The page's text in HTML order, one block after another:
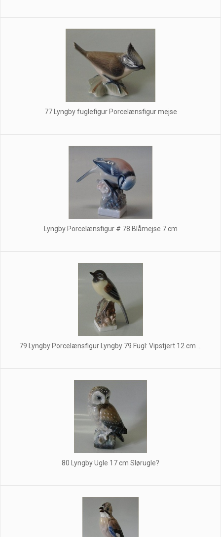
77 Lyngby fuglefigur Porcelænsfigur mejse
Lyngby Porcelænsfigur # 78 Blåmejse 7 cm
79 Lyngby Porcelænsfigur Lyngby 79 Fugl: Vipstjert 12 cm ...
80 Lyngby Ugle 17 cm Slørugle?